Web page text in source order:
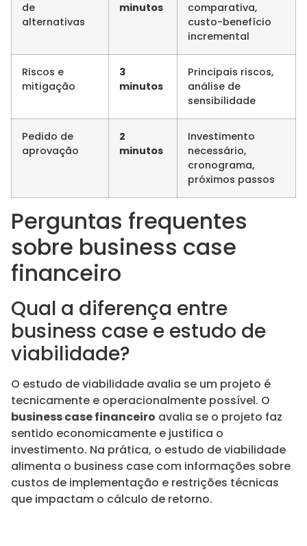
de
alternativas
minutos
comparativa,
custo-benefício
incremental
Riscos e
mitigação
3
minutos
Principais riscos,
análise de
sensibilidade
Pedido de
aprovação
2
minutos
Investimento
necessário,
cronograma,
próximos passos
Perguntas frequentes
sobre business case
financeiro
Qual a diferença entre
business case e estudo de
viabilidade?
O estudo de viabilidade avalia se um projeto é
tecnicamente e operacionalmente possível. O
business case financeiro avalia se o projeto faz
sentido economicamente e justifica o
investimento. Na prática, o estudo de viabilidade
alimenta o business case com informações sobre
custos de implementação e restrições técnicas
que impactam o cálculo de retorno.